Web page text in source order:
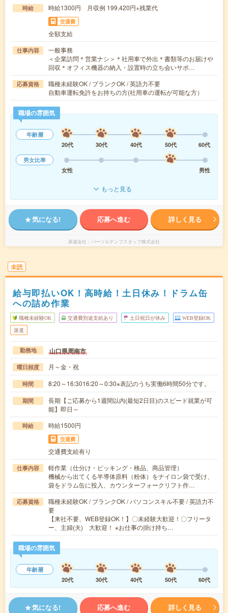
時給 時給1300円 月収例 199,420円+残業代
交通費
全額支給
仕事内容
一般事務
＜企業訪問＊営業ナシ＞＊社用車で外出＊書類等のお届けや
回収＊オフィス機器の納入・設置時の立ち会いサポ…
応募資格
職種未経験OK / ブランクOK / 英語力不要
自動車運転免許をお持ちの方(社用車の運転が可能な方）
職場の雰囲気
年齢層
20代
30代 40代 50代
60代
男女比率
女性
男性
もっと見る
気になる! 応募へ進む 詳しく見る
派遣会社 パーソルテンプスタッフ株式会社
未読
給与即払いOK！高時給！土日休み！ドラム缶
への詰め作業
職種未経験OK 交通費別途支給あり 土日祝日が休み WEB登録OK
派遣
勤務地 山口県周南市
曜日頻度 月～金・祝
時間 8:20～16:3016:20～0:30※表記のうち実働6時間50分です。
期間
長期【ご応募から1週間以内(最短2日目)のスピード就業が可
能】即日～
時給 時給1500円
交通費
交通費支給有り
仕事内容
軽作業（仕分け・ピッキング・検品、商品管理）
機械から出てくる半導体原料（粉体）をナイロン袋で受け、
袋をドラム缶に投入、カウンターフォークリフト作…
応募資格
職種未経験OK / ブランクOK / パソコンスキル不要 / 英語力不
要
【来社不要、WEB登録OK！】〇未経験大歓迎！〇フリータ
ー、主婦(夫) 大歓迎！ ※お仕事の掛け持ち…
職場の雰囲気
年齢層
20代
30代 40代 50代 60代
気になる! 応募へ進む 詳しく見る